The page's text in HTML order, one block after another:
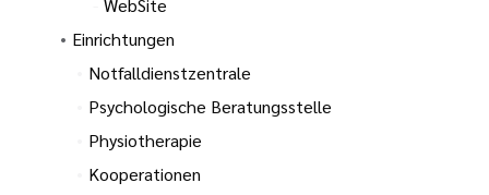
WebSite
Einrichtungen
Notfalldienstzentrale
Psychologische Beratungsstelle
Physiotherapie
Kooperationen